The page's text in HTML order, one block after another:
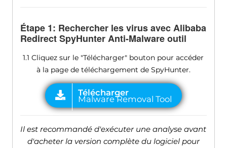
Étape 1: Rechercher les virus avec Alibaba
Redirect SpyHunter Anti-Malware outil
1.1 Cliquez sur le "Télécharger" bouton pour accéder
à la page de téléchargement de SpyHunter.
Il est recommandé d'exécuter une analyse avant
d'acheter la version complète du logiciel pour